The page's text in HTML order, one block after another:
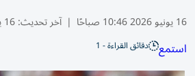
16 يونيو 2026 10:46 صباحًا | آخر تحديث:16 يونيو 12:01 2026
استمع دقائق القراءة - 1